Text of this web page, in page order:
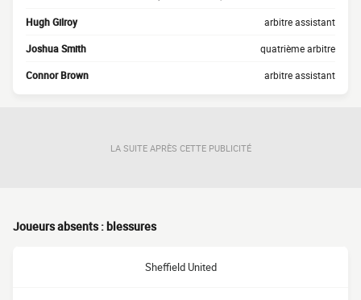
Hugh Gilroy arbitre assistant
Joshua Smith quatrième arbitre
Connor Brown arbitre assistant
LA SUITE APRÈS CETTE PUBLICITÉ
Joueurs absents : blessures
Sheffield United